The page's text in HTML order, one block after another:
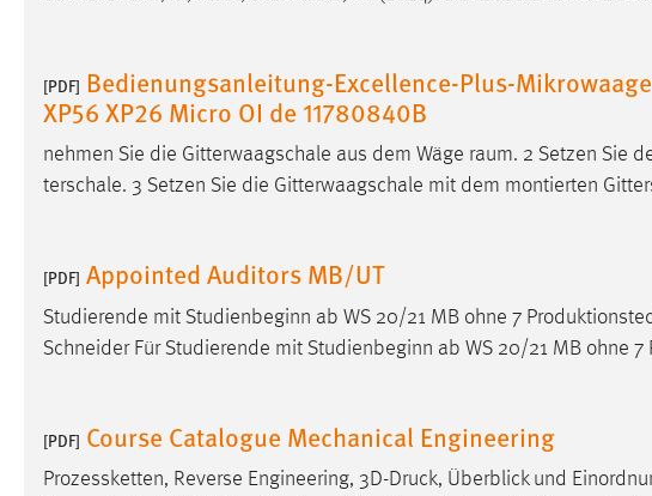
[PDF] Bedienungsanleitung-Excellence-Plus-
XP56 XP26 Micro OI de 11780840B
nehmen Sie die Gitterwaagschale aus dem Wäge­ raum. 2 Setzen Sie
terschale. 3 Setzen Sie die Gitterwaagschale mit dem montierten
[PDF] Appointed Auditors MB/UT
Studierende mit Studienbeginn ab WS 20/21 MB ohne 7
Schneider Für Studierende mit Studienbeginn ab WS 20/21 MB ohne
[PDF] Course Catalogue Mechanical Engineering
Prozessketten, Reverse Engineering, 3D-Druck, Überblick und